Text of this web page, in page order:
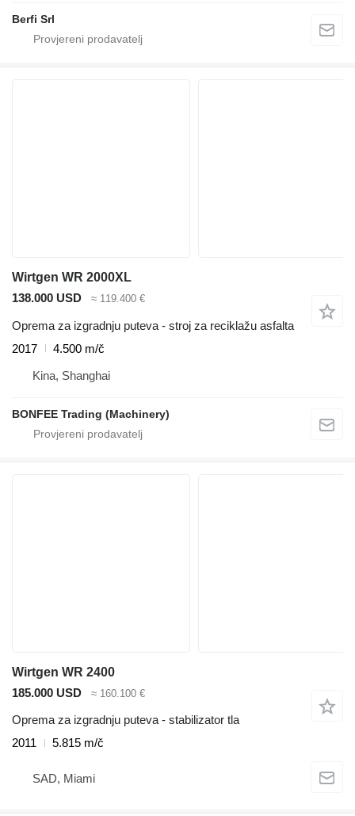
Berfi Srl
Wirtgen WR 2000XL
138.000 USD
≈ 119.400 €
Oprema za izgradnju puteva - stroj za reciklažu asfalta
2017
4.500 m/č
Kina, Shanghai
BONFEE Trading (Machinery)
Wirtgen WR 2400
185.000 USD
≈ 160.100 €
Oprema za izgradnju puteva - stabilizator tla
2011
5.815 m/č
SAD, Miami